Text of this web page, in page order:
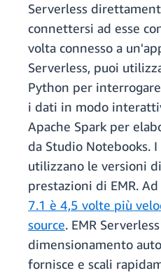
Serverless
connettersi ad esse
volta connesso a
Serverless, puoi
Python per
i dati in modo
Apache Spark per
da Studio Notebooks.
utilizzano le versioni
prestazioni di EMR.
7.1 è 4,5 volte più
source. EMR
dimensionamento
fornisce e scali